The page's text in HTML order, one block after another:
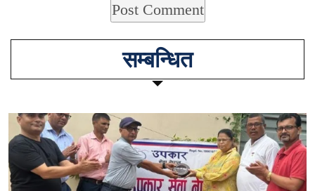
सम्बन्धित